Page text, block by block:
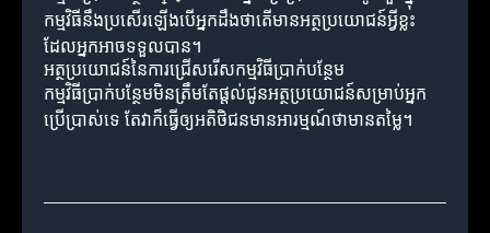
កម្មវិធីនឹងប្រសើរឡើងបើអ្នកដឹងថាតើមានអត្ថប្រយោជន៍អ្វីខ្លះ
ដែលអ្នកអាចទទួលបាន។
អត្ថប្រយោជន៍នៃការជ្រើសរើសកម្មវិធីប្រាក់បន្ថែម
កម្មវិធីប្រាក់បន្ថែមមិនត្រឹមតែផ្តល់ជូនអត្ថប្រយោជន៍សម្រាប់អ្នក
ប្រើប្រាស់ទេ តែវាក៏ធ្វើឲ្យអតិថិជនមានអារម្មណ៍ថាមានតម្លៃ។